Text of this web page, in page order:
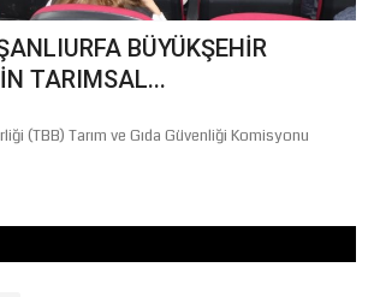
BÜYÜKŞEHİR
TARIMSAL...
(TBB) Tarım ve Gıda Güvenliği Komisyonu